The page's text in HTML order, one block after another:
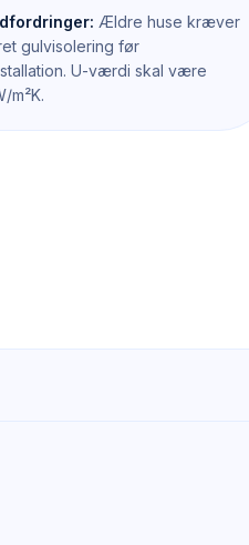
Ældre huse kræver
gulvisolering før
U-værdi skal være
m²K.